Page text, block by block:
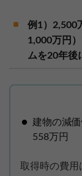
例1）2,500
1,000万円
ムを20年後
建物の減
558万円
取得時の費用